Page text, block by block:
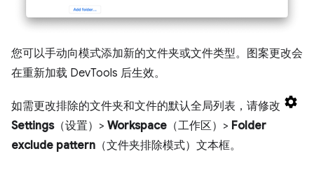
您可以手动向模式添加新的文件夹或文件类型。图案更改会
在重新加载 DevTools 后生效。
如需更改排除的文件夹和文件的默认全局列表，请修改
Settings（设置）> Workspace （工作区）> Folder
exclude pattern （文件夹排除模式）文本框。